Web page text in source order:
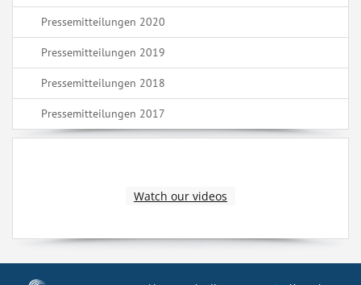
Pressemitteilungen 2020
Pressemitteilungen 2019
Pressemitteilungen 2018
Pressemitteilungen 2017
Watch our videos